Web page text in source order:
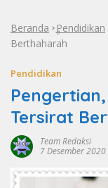
Beranda »Pendidikan
Berthaharah
Pendidikan
Tersirat
Team Redaksi
7 Desember 2020